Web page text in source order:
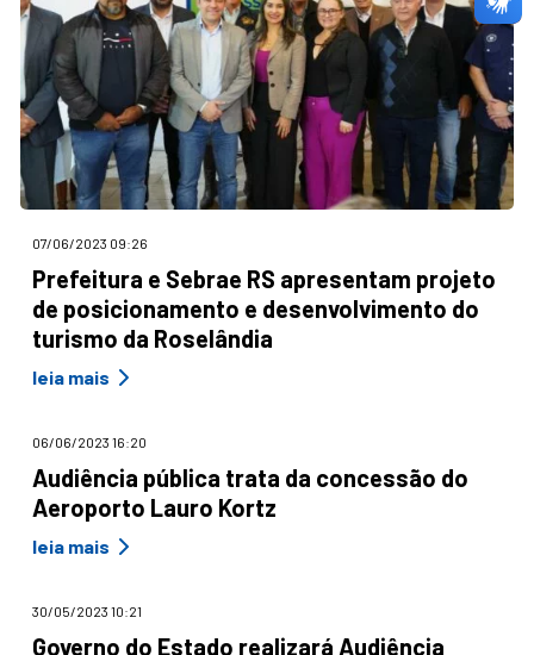
07/06/2023 09:26
Prefeitura e Sebrae RS apresentam projeto
de posicionamento e desenvolvimento do
turismo da Roselândia
leia mais
06/06/2023 16:20
Audiência pública trata da concessão do
Aeroporto Lauro Kortz
leia mais
30/05/2023 10:21
Governo do Estado realizará Audiência